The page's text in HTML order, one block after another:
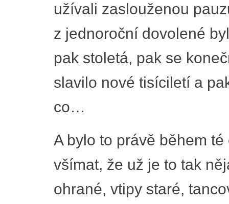
užívali zaslouženou
z jednoroční dovolené
pak stoletá, pak se
slavilo nové tisíciletí a
co…
A bylo to právě během
všímat, že už je to tak
ohrané, vtipy staré,